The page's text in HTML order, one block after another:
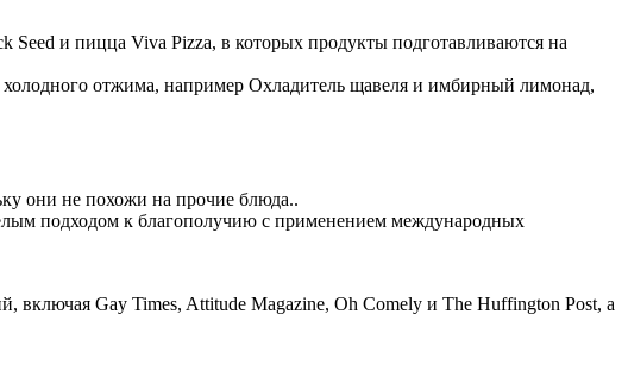
и пицца Viva Pizza, в которых продукты подготавливаются на
отжима, например Охладитель щавеля и имбирный лимонад,
они не похожи на прочие блюда..
подходом к благополучию с применением международных
включая Gay Times, Attitude Magazine, Oh Comely и The Huffington Post, а